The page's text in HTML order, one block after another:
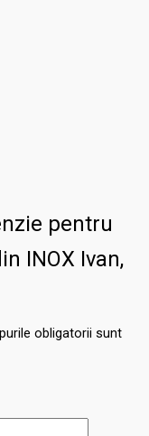
pentru
INOX Ivan,
obligatorii sunt